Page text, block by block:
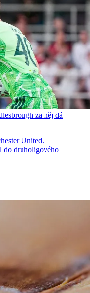
za něj dá
United.
do druholigového